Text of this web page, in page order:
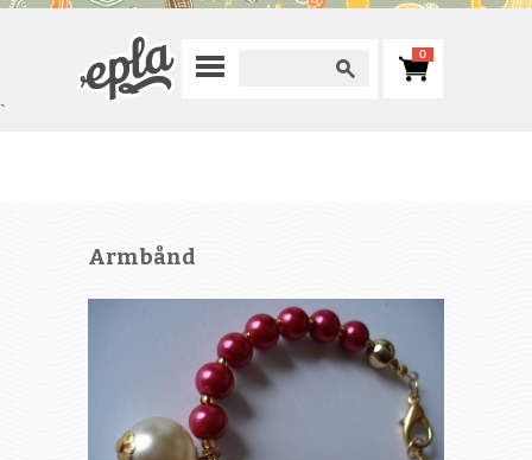
0
`
Armbånd